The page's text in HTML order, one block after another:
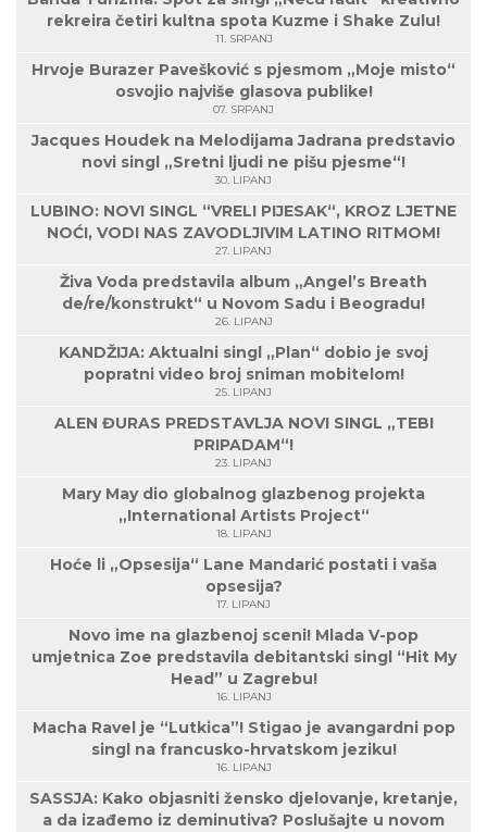
rekreira četiri kultna spota Kuzme i Shake Zulu!
11. SRPANJ
Hrvoje Burazer Pavešković s pjesmom „Moje misto“
osvojio najviše glasova publike!
07. SRPANJ
Jacques Houdek na Melodijama Jadrana predstavio
novi singl „Sretni ljudi ne pišu pjesme“!
30. LIPANJ
LUBINO: NOVI SINGL “VRELI PIJESAK“, KROZ LJETNE
NOĆI, VODI NAS ZAVODLJIVIM LATINO RITMOM!
27. LIPANJ
Živa Voda predstavila album „Angel’s Breath
de/re/konstrukt“ u Novom Sadu i Beogradu!
26. LIPANJ
KANDŽIJA: Aktualni singl „Plan“ dobio je svoj
popratni video broj sniman mobitelom!
25. LIPANJ
ALEN ĐURAS PREDSTAVLJA NOVI SINGL „TEBI
PRIPADAM“!
23. LIPANJ
Mary May dio globalnog glazbenog projekta
„International Artists Project“
18. LIPANJ
Hoće li „Opsesija“ Lane Mandarić postati i vaša
opsesija?
17. LIPANJ
Novo ime na glazbenoj sceni! Mlada V-pop
umjetnica Zoe predstavila debitantski singl “Hit My
Head” u Zagrebu!
16. LIPANJ
Macha Ravel je “Lutkica”! Stigao je avangardni pop
singl na francusko-hrvatskom jeziku!
16. LIPANJ
SASSJA: Kako objasniti žensko djelovanje, kretanje,
a da izađemo iz deminutiva? Poslušajte u novom